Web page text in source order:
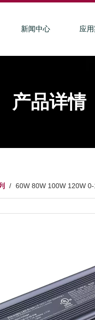
新闻中心 应
产品详情
/ 60W 80W 100W 120W